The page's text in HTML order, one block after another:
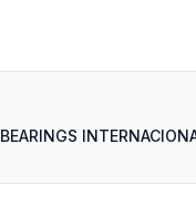
BEARINGS